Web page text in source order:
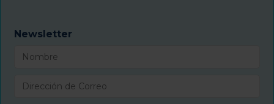
Newsletter